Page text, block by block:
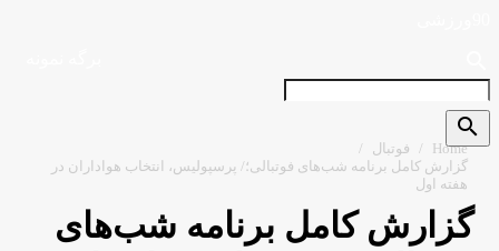
Home فوتبال
گزارش کامل برنامه شب‌های فوتبالی؛/ پرسپولیس، انتخاب هواداران در
هفته اول
گزارش کامل برنامه شب‌های
search